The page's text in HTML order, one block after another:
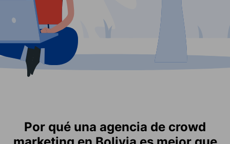
Por qué una agencia de crowd